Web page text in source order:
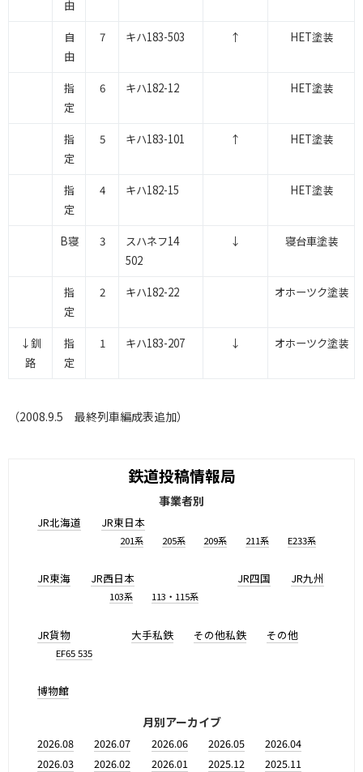
由
自
由
7 キハ183-503 ↑ HET塗装
指
定
6 キハ182-12 HET塗装
指
定
5 キハ183-101 ↑ HET塗装
指
定
4 キハ182-15 HET塗装
B寝 3
スハネフ14
502
↓ 寝台車塗装
指
定
2 キハ182-22 オホーツク塗装
↓釧
路
指
定
1 キハ183-207 ↓ オホーツク塗装
（2008.9.5 最終列車編成表追加）
鉄道投稿情報局
事業者別
JR北海道 JR東日本
201系 205系 209系 211系 E233系
JR東海 JR西日本
103系 113・115系
JR四国 JR九州
JR貨物
EF65 535
大手私鉄 その他私鉄 その他
博物館
月別アーカイブ
2026.08 2026.07 2026.06 2026.05
2026.04
2026.03
2026.02 2026.01 2025.12
2025.11